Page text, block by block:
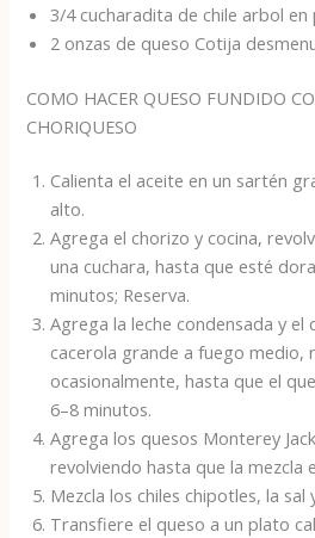
3/4 cucharadita de chile arbol en
2 onzas de queso Cotija
COMO HACER QUESO FUNDIDO
CHORIQUESO
Calienta el aceite en un sartén
alto.
Agrega el chorizo ​​y cocina,
una cuchara, hasta que esté
minutos; Reserva.
Agrega la leche condensada y el
cacerola grande a fuego medio,
ocasionalmente, hasta que el
6–8 minutos.
Agrega los quesos Monterey
revolviendo hasta que la mezcla
Mezcla los chiles chipotles, la sal
Transfiere el queso a un plato